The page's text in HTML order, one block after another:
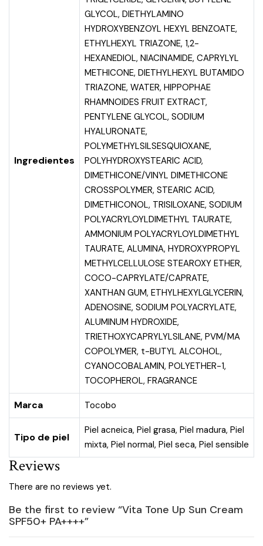
Ingredientes
GLYCOL, DIETHYLAMINO
HYDROXYBENZOYL HEXYL BENZOATE,
ETHYLHEXYL TRIAZONE, 1,2-
HEXANEDIOL, NIACINAMIDE, CAPRYLYL
METHICONE, DIETHYLHEXYL BUTAMIDO
TRIAZONE, WATER, HIPPOPHAE
RHAMNOIDES FRUIT EXTRACT,
PENTYLENE GLYCOL, SODIUM
HYALURONATE,
POLYMETHYLSILSESQUIOXANE,
POLYHYDROXYSTEARIC ACID,
DIMETHICONE/VINYL DIMETHICONE
CROSSPOLYMER, STEARIC ACID,
DIMETHICONOL, TRISILOXANE, SODIUM
POLYACRYLOYLDIMETHYL TAURATE,
AMMONIUM POLYACRYLOYLDIMETHYL
TAURATE, ALUMINA, HYDROXYPROPYL
METHYLCELLULOSE STEAROXY ETHER,
COCO-CAPRYLATE/CAPRATE,
XANTHAN GUM, ETHYLHEXYLGLYCERIN,
ADENOSINE, SODIUM POLYACRYLATE,
ALUMINUM HYDROXIDE,
TRIETHOXYCAPRYLYLSILANE, PVM/MA
COPOLYMER, t-BUTYL ALCOHOL,
CYANOCOBALAMIN, POLYETHER-1,
TOCOPHEROL, FRAGRANCE
Marca Tocobo
Tipo de piel
Piel acneica, Piel grasa, Piel madura, Piel
mixta, Piel normal, Piel seca, Piel sensible
Reviews
There are no reviews yet.
Be the first to review “Vita Tone Up Sun Cream
SPF50+ PA++++”